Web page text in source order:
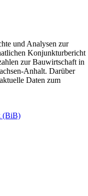
und Analysen zur
Konjunkturbericht
zur Bauwirtschaft in
Anhalt. Darüber
Daten zum
(BiB)